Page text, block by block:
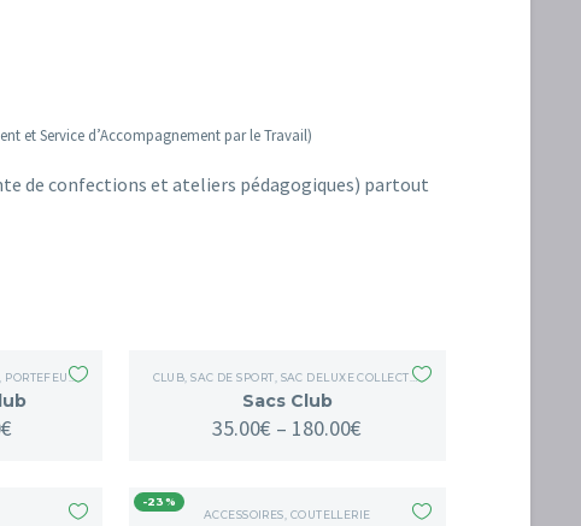
et Service d’Accompagnement par le Travail)
de confections et ateliers pédagogiques) partout
PORTEFEUILLE CLASSIQUE
€
CLUB ,SAC DE SPORT SAC DELUXE COLLECTOR ,
Sacs Club
35.00€ – 180.00€
-23%
ACCESSOIRES COUTELLERIE